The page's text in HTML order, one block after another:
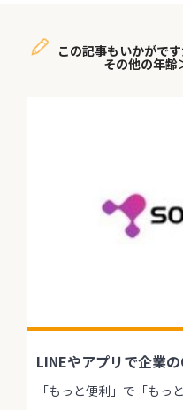
この記事もいかがで
その他の年齢
LINEやアプリで企業
「もっと便利」で「もっ